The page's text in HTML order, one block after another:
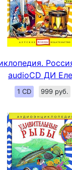
audioCD ДИ
1 CD 999 руб.